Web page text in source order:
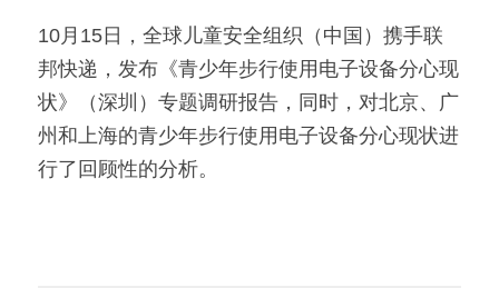
10月15日，全球儿童安全组织（中国）携手联
邦快递，发布《青少年步行使用电子设备分心现
状》（深圳）专题调研报告，同时，对北京、广
州和上海的青少年步行使用电子设备分心现状进
行了回顾性的分析。